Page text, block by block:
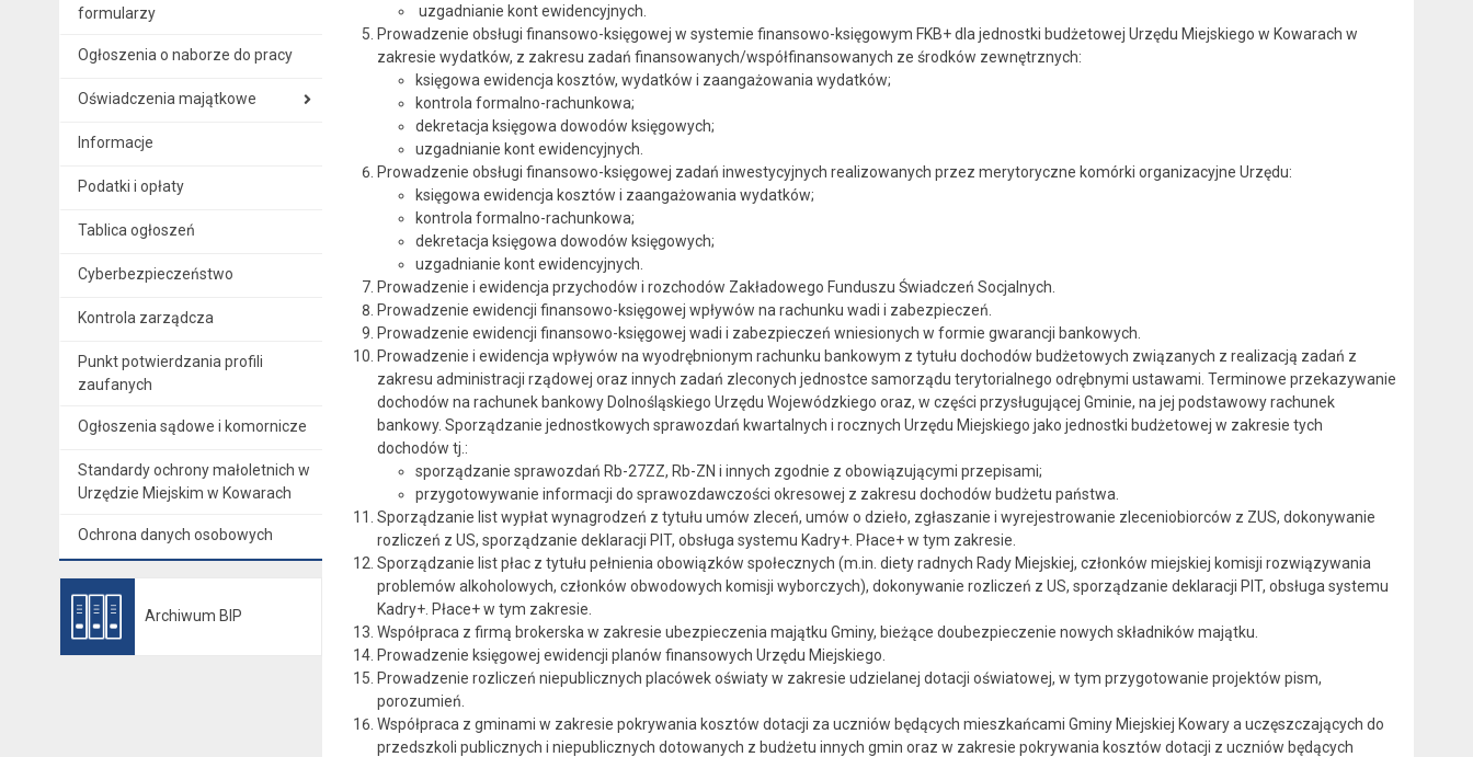
formularzy
Ogłoszenia o naborze do pracy
Oświadczenia majątkowe
Informacje
Podatki i opłaty
Tablica ogłoszeń
Cyberbezpieczeństwo
Kontrola zarządcza
Punkt potwierdzania profili
zaufanych
Ogłoszenia sądowe i komornicze
Standardy ochrony małoletnich w
Urzędzie Miejskim w Kowarach
Ochrona danych osobowych
Archiwum BIP
uzgadnianie kont ewidencyjnych.
Prowadzenie obsługi finansowo-księgowej w systemie finansowo-księgowym FKB+ dla jednostki budżetowej Urzędu Miejskiego w Kowarach w
zakresie wydatków, z zakresu zadań finansowanych/współfinansowanych ze środków zewnętrznych:
księgowa ewidencja kosztów, wydatków i zaangażowania wydatków;
kontrola formalno-rachunkowa;
dekretacja księgowa dowodów księgowych;
uzgadnianie kont ewidencyjnych.
Prowadzenie obsługi finansowo-księgowej zadań inwestycyjnych realizowanych przez merytoryczne komórki organizacyjne Urzędu:
księgowa ewidencja kosztów i zaangażowania wydatków;
kontrola formalno-rachunkowa;
dekretacja księgowa dowodów księgowych;
uzgadnianie kont ewidencyjnych.
Prowadzenie i ewidencja przychodów i rozchodów Zakładowego Funduszu Świadczeń Socjalnych.
Prowadzenie ewidencji finansowo-księgowej wpływów na rachunku wadi i zabezpieczeń.
Prowadzenie ewidencji finansowo-księgowej wadi i zabezpieczeń wniesionych w formie gwarancji bankowych.
Prowadzenie i ewidencja wpływów na wyodrębnionym rachunku bankowym z tytułu dochodów budżetowych związanych z realizacją zadań z
zakresu administracji rządowej oraz innych zadań zleconych jednostce samorządu terytorialnego odrębnymi ustawami. Terminowe przekazywanie
dochodów na rachunek bankowy Dolnośląskiego Urzędu Wojewódzkiego oraz, w części przysługującej Gminie, na jej podstawowy rachunek
bankowy. Sporządzanie jednostkowych sprawozdań kwartalnych i rocznych Urzędu Miejskiego jako jednostki budżetowej w zakresie tych
dochodów tj.:
sporządzanie sprawozdań Rb-27ZZ, Rb-ZN i innych zgodnie z obowiązującymi przepisami;
przygotowywanie informacji do sprawozdawczości okresowej z zakresu dochodów budżetu państwa.
Sporządzanie list wypłat wynagrodzeń z tytułu umów zleceń, umów o dzieło, zgłaszanie i wyrejestrowanie zleceniobiorców z ZUS, dokonywanie
rozliczeń z US, sporządzanie deklaracji PIT, obsługa systemu Kadry+. Płace+ w tym zakresie.
Sporządzanie list płac z tytułu pełnienia obowiązków społecznych (m.in. diety radnych Rady Miejskiej, członków miejskiej komisji rozwiązywania
problemów alkoholowych, członków obwodowych komisji wyborczych), dokonywanie rozliczeń z US, sporządzanie deklaracji PIT, obsługa systemu
Kadry+. Płace+ w tym zakresie.
Współpraca z firmą brokerska w zakresie ubezpieczenia majątku Gminy, bieżące doubezpieczenie nowych składników majątku.
Prowadzenie księgowej ewidencji planów finansowych Urzędu Miejskiego.
Prowadzenie rozliczeń niepublicznych placówek oświaty w zakresie udzielanej dotacji oświatowej, w tym przygotowanie projektów pism,
porozumień.
Współpraca z gminami w zakresie pokrywania kosztów dotacji za uczniów będących mieszkańcami Gminy Miejskiej Kowary a uczęszczających do
przedszkoli publicznych i niepublicznych dotowanych z budżetu innych gmin oraz w zakresie pokrywania kosztów dotacji z uczniów będących